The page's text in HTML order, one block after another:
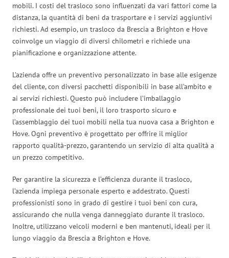
mobili. I costi del trasloco sono influenzati da vari fattori come la
distanza, la quantità di beni da trasportare e i servizi aggiuntivi
richiesti. Ad esempio, un trasloco da Brescia a Brighton e Hove
coinvolge un viaggio di diversi chilometri e richiede una
pianificazione e organizzazione attente.
L’azienda offre un preventivo personalizzato in base alle esigenze
del cliente, con diversi pacchetti disponibili in base all’ambito e
ai servizi richiesti. Questo può includere l’imballaggio
professionale dei tuoi beni, il loro trasporto sicuro e
l’assemblaggio dei tuoi mobili nella tua nuova casa a Brighton e
Hove. Ogni preventivo è progettato per offrire il miglior
rapporto qualità-prezzo, garantendo un servizio di alta qualità a
un prezzo competitivo.
Per garantire la sicurezza e l’efficienza durante il trasloco,
l’azienda impiega personale esperto e addestrato. Questi
professionisti sono in grado di gestire i tuoi beni con cura,
assicurando che nulla venga danneggiato durante il trasloco.
Inoltre, utilizzano veicoli moderni e ben mantenuti, ideali per il
lungo viaggio da Brescia a Brighton e Hove.